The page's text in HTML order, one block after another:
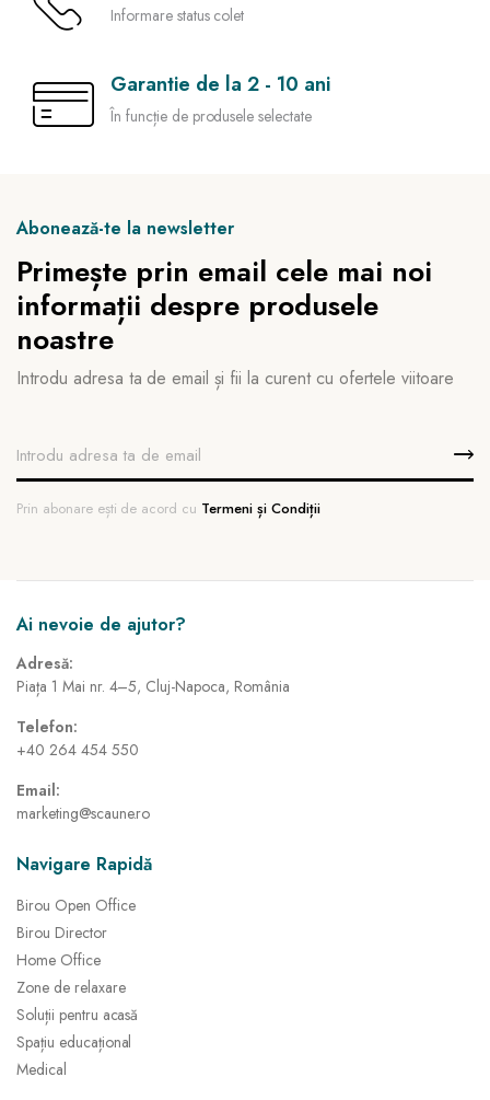
Informare status colet
Garantie de la 2 - 10 ani
În funcție de produsele selectate
Abonează-te la newsletter
Primește prin email cele mai noi
informații despre produsele
noastre
Introdu adresa ta de email și fii la curent cu ofertele viitoare
Prin abonare ești de acord cu Termeni și Condiții
Ai nevoie de ajutor?
Adresă:
Piața 1 Mai nr. 4–5, Cluj-Napoca, România
Telefon:
+40 264 454 550
Email:
marketing@scaune.ro
Navigare Rapidă
Birou Open Office
Birou Director
Home Office
Zone de relaxare
Soluții pentru acasă
Spațiu educațional
Medical